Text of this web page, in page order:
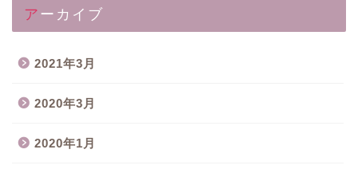
アーカイブ
2021年3月
2020年3月
2020年1月